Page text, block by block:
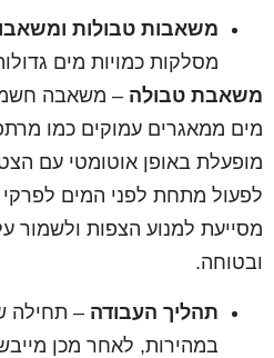
משאבות טבולות
מסלקות כמויות מים
משאבת טבולה – משאבה
מים ממאגרים עמוקים כמו
מופעלת באופן אוטומטי עם
לפעול מתחת לפני המים
מסייעת למנוע הצפות ולשמור
ובטוחה.
תהליך העבודה – תחילה
במהירות, לאחר מכן